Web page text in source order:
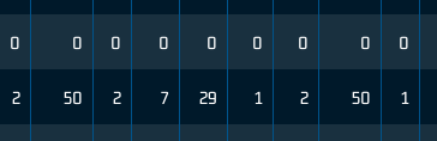
0 0 0 0 0 0 0 0 0
2 50 2 7 29 1 2 50 1